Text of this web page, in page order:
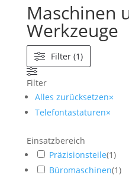
Maschinen
Werkzeuge
Filter (1)
Filter
Alles zurücksetzen×
Telefontastaturen×
Einsatzbereich
Präzisionsteile(1)
Büromaschinen(1)